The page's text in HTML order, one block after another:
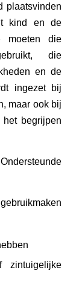
plaatsvinden
kind en de
moeten die
die
en de
ingezet bij
maar ook bij
begrijpen
zintuigelijke